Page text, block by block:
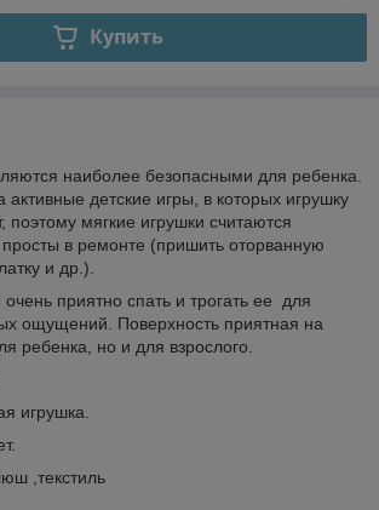
Купить
наиболее безопасными для ребенка.
детские игры, в которых игрушку
поэтому мягкие игрушки считаются
просты в ремонте (пришить оторванную
и др.).
приятно спать и трогать ее для
ощущений. Поверхность приятная на
ребенка, но и для взрослого.
игрушка.
,текстиль